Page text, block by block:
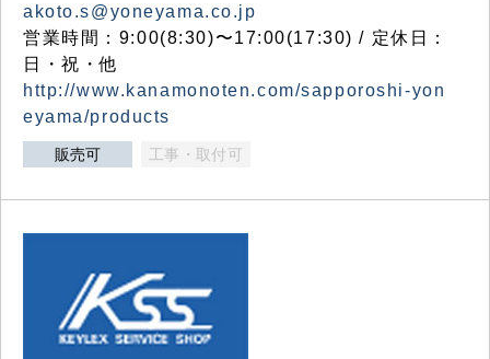
akoto.s@yoneyama.co.jp
営業時間：9:00(8:30)〜17:00(17:30) / 定休日：
日・祝・他
http://www.kanamonoten.com/sapporoshi-yon
eyama/products
販売可 工事・取付可